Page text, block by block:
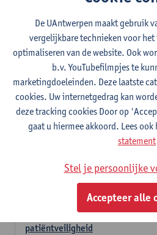
Caroline Masquillier
Verplichte
specialist
Leiderschap als regie van zorg:
vaardigheden
1E SEM
studiepunten
Lesgever(s):
Erik Franck
Stijn Slootmans
1E SEM
studiepunten
De professional als beheerder
patiëntveiligheid
De UAntwerpen maakt gebruik
vergelijkbare technieken voor
optimaliseren van de website. Ook
b.v. YouTubefilmpjes te
marketingdoeleinden. Deze laatste
cookies. Uw internetgedrag kan
deze tracking cookies Door op
gaat u hiermee akkoord. Lees ook
statement
Stel je persoonlijke
Accepteer alle